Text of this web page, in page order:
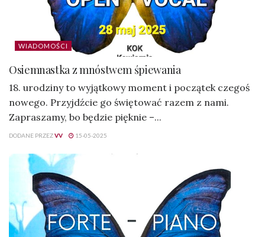
WIADOMOŚCI
Osiemnastka z mnóstwem śpiewania
18. urodziny to wyjątkowy moment i początek czegoś
nowego. Przyjdźcie go świętować razem z nami.
Zapraszamy, bo będzie pięknie –...
DODANE PRZEZVV 15-05-2025